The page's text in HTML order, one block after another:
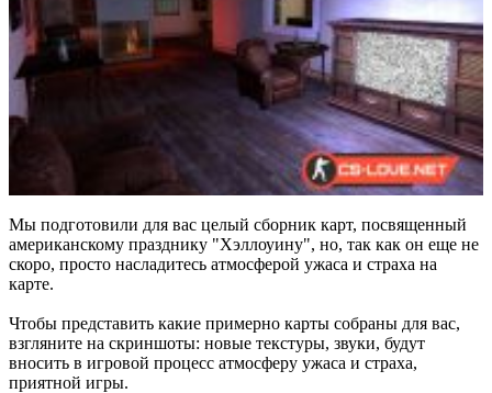
Мы подготовили для вас целый сборник карт, посвященный
американскому празднику "Хэллоуину", но, так как он еще не
скоро, просто насладитесь атмосферой ужаса и страха на
карте.
Чтобы представить какие примерно карты собраны для вас,
взгляните на скриншоты: новые текстуры, звуки, будут
вносить в игровой процесс атмосферу ужаса и страха,
приятной игры.